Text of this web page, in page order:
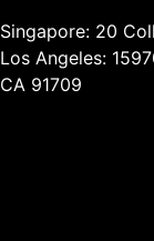
Singapore: 20
Los Angeles:
CA 91709